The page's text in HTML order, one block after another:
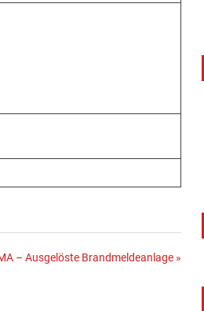
– Ausgelöste Brandmeldeanlage »